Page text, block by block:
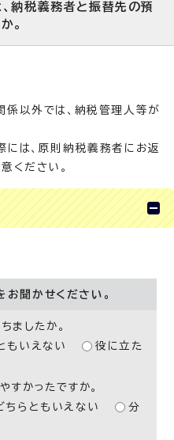
納税義務者と振替先の預
。
係以外では、納税管理人等が
には、原則納税義務者にお返
ください。
お聞かせください。
ましたか。
もいえない
役に立た
すかったですか。
ちらともいえない
分